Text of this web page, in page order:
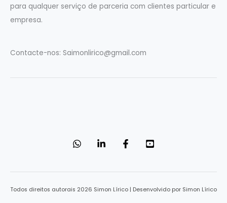
o
r
para qualquer serviço de parceria com clientes particular e
empresa.
Contacte-nos: Saimonlirico@gmail.com
Todos direitos autorais 2026 Simon Lírico | Desenvolvido por Simon Lírico